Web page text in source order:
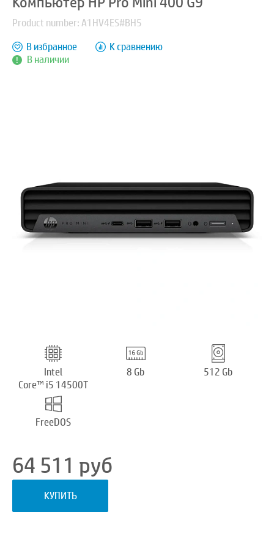
Product number: A1HV4ES#BH5
В наличии
В избранное К сравнению
Intel
Core™ i5 14500T
8 Gb 512 Gb
FreeDOS
64 511 руб
КУПИТЬ